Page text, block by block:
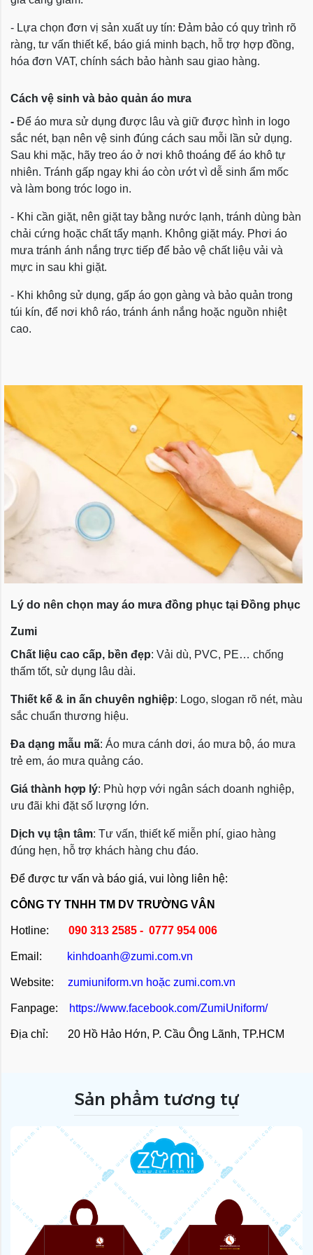
- Lựa chọn đơn vị sản xuất uy tín: Đảm bảo có quy trình rõ
ràng, tư vấn thiết kế, báo giá minh bạch, hỗ trợ hợp đồng,
hóa đơn VAT, chính sách bảo hành sau giao hàng.
Cách vệ sinh và bảo quản áo mưa
- Để áo mưa sử dụng được lâu và giữ được hình in logo
sắc nét, bạn nên vệ sinh đúng cách sau mỗi lần sử dụng.
Sau khi mặc, hãy treo áo ở nơi khô thoáng để áo khô tự
nhiên. Tránh gấp ngay khi áo còn ướt vì dễ sinh ẩm mốc
và làm bong tróc logo in.
- Khi cần giặt, nên giặt tay bằng nước lạnh, tránh dùng bàn
chải cứng hoặc chất tẩy mạnh. Không giặt máy. Phơi áo
mưa tránh ánh nắng trực tiếp để bảo vệ chất liệu vải và
mực in sau khi giặt.
- Khi không sử dụng, gấp áo gọn gàng và bảo quản trong
túi kín, để nơi khô ráo, tránh ánh nắng hoặc nguồn nhiệt
cao.
Lý do nên chọn may áo mưa đồng phục tại Đồng phục
Zumi
Chất liệu cao cấp, bền đẹp: Vải dù, PVC, PE… chống
thấm tốt, sử dụng lâu dài.
Thiết kế & in ấn chuyên nghiệp: Logo, slogan rõ nét, màu
sắc chuẩn thương hiệu.
Đa dạng mẫu mã: Áo mưa cánh dơi, áo mưa bộ, áo mưa
trẻ em, áo mưa quảng cáo.
Giá thành hợp lý: Phù hợp với ngân sách doanh nghiệp,
ưu đãi khi đặt số lượng lớn.
Dịch vụ tận tâm: Tư vấn, thiết kế miễn phí, giao hàng
đúng hẹn, hỗ trợ khách hàng chu đáo.
Để được tư vấn và báo giá, vui lòng liên hệ:
CÔNG TY TNHH TM DV TRƯỜNG VÂN
Hotline: 090 313 2585 - 0777 954 006
Email: kinhdoanh@zumi.com.vn
Website: zumiuniform.vn hoặc zumi.com.vn
Fanpage: https://www.facebook.com/ZumiUniform/
Địa chỉ: 20 Hồ Hảo Hớn, P. Cầu Ông Lãnh, TP.HCM
Sản phẩm tương tự